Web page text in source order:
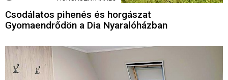
Csodálatos pihenés és horgászat
Gyomaendrődön a Dia Nyaralóházban